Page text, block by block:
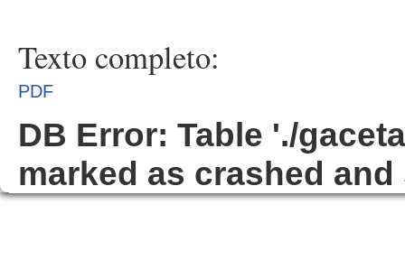
Texto completo:
PDF
DB Error: Table './
marked as crashed